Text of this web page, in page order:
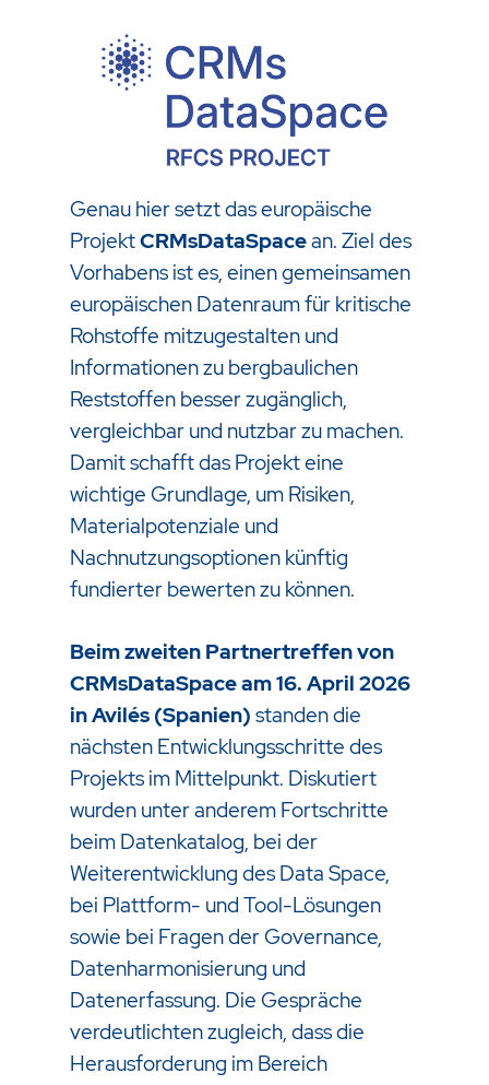
Genau hier setzt das europäische
ProjektCRMsDataSpacean. Ziel des
Vorhabens ist es, einen gemeinsamen
europäischen Datenraum für kritische
Rohstoffe mitzugestalten und
Informationen zu bergbaulichen
Reststoffen besser zugänglich,
vergleichbar und nutzbar zu machen.
Damit schafft das Projekt eine
wichtige Grundlage, um Risiken,
Materialpotenziale und
Nachnutzungsoptionen künftig
fundierter bewerten zu können.
Beim zweiten Partnertreffen von
CRMsDataSpace am 16. April 2026
in Avilés (Spanien) standen die
nächsten Entwicklungsschritte des
Projekts im Mittelpunkt. Diskutiert
wurden unter anderem Fortschritte
beim Datenkatalog, bei der
Weiterentwicklung des Data Space,
bei Plattform- und Tool-Lösungen
sowie bei Fragen der Governance,
Datenharmonisierung und
Datenerfassung. Die Gespräche
verdeutlichten zugleich, dass die
Herausforderung im Bereich